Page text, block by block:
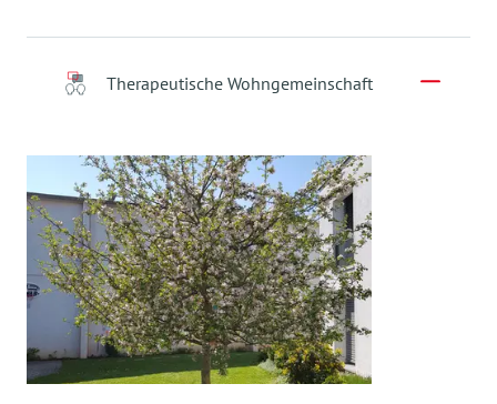
Therapeutische Wohngemeinschaft